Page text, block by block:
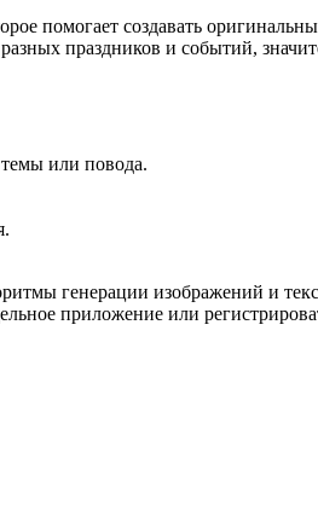
помогает создавать
праздников и событий,
или повода.
генерации изображений и
приложение или